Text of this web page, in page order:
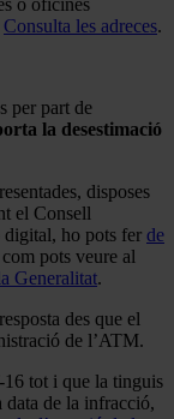
o oficines
Consulta les adreces.
per part de
la desestimació
disposes
el Consell
ho pots fer de
pots veure al
Generalitat.
des que el
de l’ATM.
16 tot i que la tinguis
data de la infracció,